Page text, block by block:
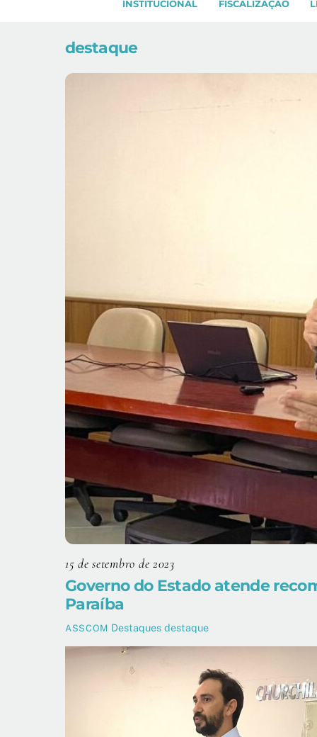
INSTITUCIONAL FISCALIZAÇÃO
destaque
15 de setembro de 2023
Governo do Estado atende
Paraíba
ASSCOM Destaques destaque